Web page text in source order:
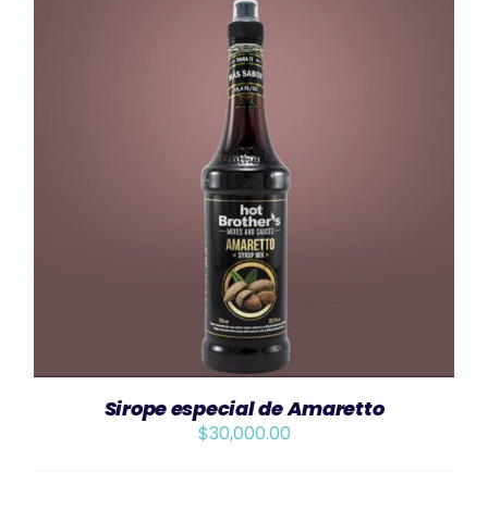
AÑADIR AL CARRITO /
Sirope especial de Amaretto
$30,000.00